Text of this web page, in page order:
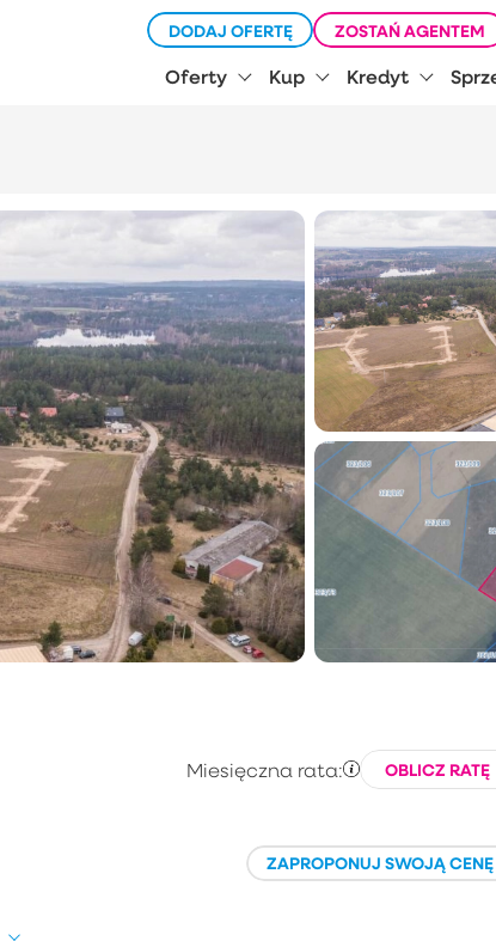
DODAJ OFERTĘ ZOSTAŃ AGENTEM
Oferty Kup Kredyt
Miesięczna rata: OBLICZ RATĘ
ZAPROPONUJ SWOJĄ CENĘ